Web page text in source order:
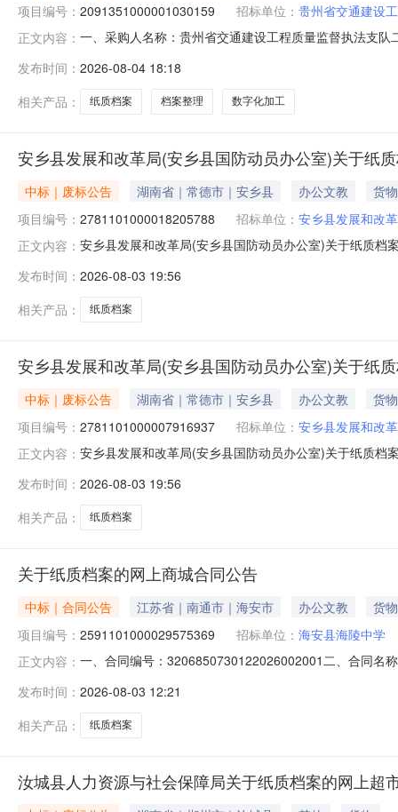
项目编号： 2091351000001030159 招标单位： 贵州省交通建设
正文内容： 一、采购人名称：贵州省交通建设工程质量监督执法支
1.004320043200服务要求或标的基本概况：七、其它事
发布时间： 2026-08-04 18:18
相关产品：
纸质档案 档案整理 数字化加工
安乡县发展和改革局(安乡县国防动员办公室)关于纸
中标｜废标公告 湖南省｜常德市｜安乡县 办公文教
货物
项目编号： 2781101000018205788 招标单位： 安乡县发展和改
正文内容： 安乡县发展和改革局(安乡县国防动员办公室)关于纸质档
布日期：七、终止原因：原因类型:供应商原因补充说明:
发布时间： 2026-08-03 19:56
相关产品：
纸质档案
安乡县发展和改革局(安乡县国防动员办公室)关于纸
中标｜废标公告 湖南省｜常德市｜安乡县 办公文教
货物
项目编号： 2781101000007916937 招标单位： 安乡县发展和改
正文内容： 安乡县发展和改革局(安乡县国防动员办公室)关于纸质档
布日期：七、终止原因：原因类型:供应商原因补充说明:
发布时间： 2026-08-03 19:56
相关产品：
纸质档案
关于纸质档案的网上商城合同公告
中标｜合同公告 江苏省｜南通市｜海安市 办公文教
货物
项目编号： 2591101000029575369 招标单位： 海安县海陵中学
正文内容： 一、合同编号：3206850730122026002001二、合同名
17766131690六、合同主体信息1.主要标的信息：主要
发布时间： 2026-08-03 12:21
相关产品：
纸质档案
汝城县人力资源与社会保障局关于纸质档案的网上超